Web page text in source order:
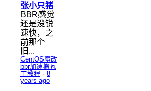
张小只猪
BBR感觉
还是没锐
速快，之
前那个
旧...
CentOS魔改
bbr加速搬瓦
工教程 · 8
years ago